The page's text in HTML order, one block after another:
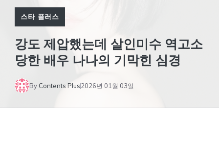
스타 플러스
강도 제압했는데 살인미수 역고소
당한 배우 나나의 기막힌 심경
By Contents Plus2026년 01월 03일